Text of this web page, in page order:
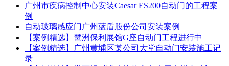
广州市疾病控制中心安装Caesar ES200自动门的工程案
例
自动玻璃感应门广州蓝盾股份公司安装案例
【案例精选】琶洲保利展馆G座自动门工程进行中
【案例精选】广州黄埔区某公司大堂自动门安装施工记
录